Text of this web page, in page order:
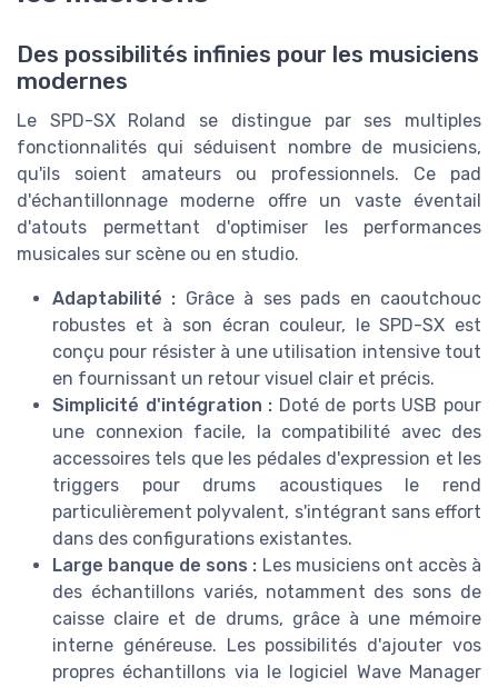
Des possibilités infinies pour les musiciens
modernes
Le SPD-SX Roland se distingue par ses multiples
fonctionnalités qui séduisent nombre de musiciens,
qu'ils soient amateurs ou professionnels. Ce pad
d'échantillonnage moderne offre un vaste éventail
d'atouts permettant d'optimiser les performances
musicales sur scène ou en studio.
Adaptabilité : Grâce à ses pads en caoutchouc
robustes et à son écran couleur, le SPD-SX est
conçu pour résister à une utilisation intensive tout
en fournissant un retour visuel clair et précis.
Simplicité d'intégration : Doté de ports USB pour
une connexion facile, la compatibilité avec des
accessoires tels que les pédales d'expression et les
triggers pour drums acoustiques le rend
particulièrement polyvalent, s'intégrant sans effort
dans des configurations existantes.
Large banque de sons : Les musiciens ont accès à
des échantillons variés, notamment des sons de
caisse claire et de drums, grâce à une mémoire
interne généreuse. Les possibilités d'ajouter vos
propres échantillons via le logiciel Wave Manager